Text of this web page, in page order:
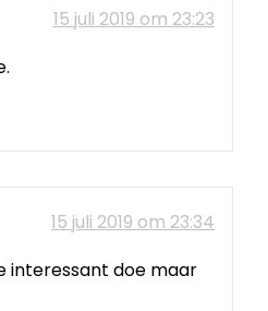
15 juli 2019 om 23:23
15 juli 2019 om 23:34
interessant doe maar